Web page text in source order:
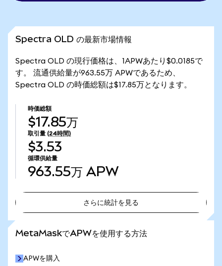
Spectra OLD の最新市場情報
Spectra OLD の現行価格は、1APWあたり$0.0185で
す。 流通供給量が963.55万 APWであるため、
Spectra OLD の時価総額は$17.85万となります。
時価総額
$17.85万
取引量 (24時間)
$3.53
循環供給量
963.55万 APW
さらに統計を見る
MetaMaskでAPWを使用する方法
APWを購入